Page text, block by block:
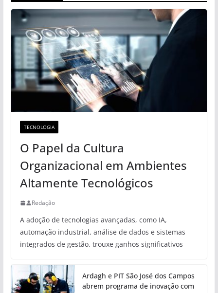
TECNOLOGIA
O Papel da Cultura
Organizacional em Ambientes
Altamente Tecnológicos
Redação
A adoção de tecnologias avançadas, como IA,
automação industrial, análise de dados e sistemas
integrados de gestão, trouxe ganhos significativos
Ardagh e PIT São José dos Campos
abrem programa de inovação com